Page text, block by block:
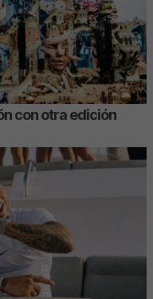
con otra edición